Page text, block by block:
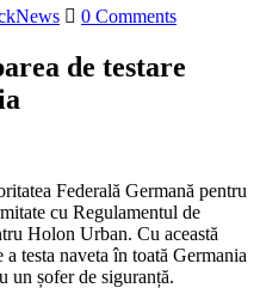
0 Comments
de testare
Federală Germană pentru
cu Regulamentul de
Holon Urban. Cu această
testa naveta în toată Germania
un șofer de siguranță.